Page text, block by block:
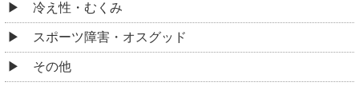
冷え性・むくみ
スポーツ障害・オスグッド
その他